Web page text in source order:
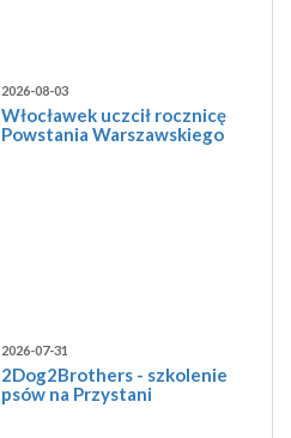
2026-08-03
Włocławek uczcił rocznicę
Powstania Warszawskiego
2026-07-31
2Dog2Brothers - szkolenie
psów na Przystani